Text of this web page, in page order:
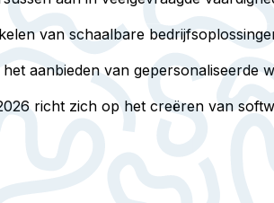
van schaalbare
aanbieden van gepersonaliseerde
richt zich op het creëren van